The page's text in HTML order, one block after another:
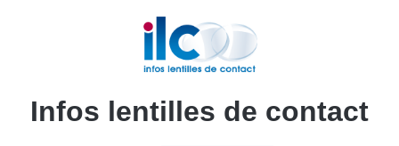
Infos lentilles de contact